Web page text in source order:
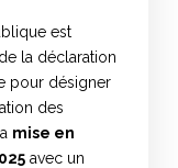
est
la déclaration
pour désigner
des
mise en
avec un